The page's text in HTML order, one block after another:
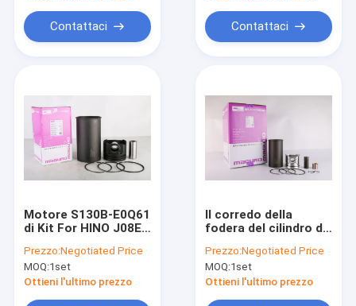
Contattaci Contattaci
Motore S130B-E0Q61
di Kit For HINO J08E-
pistone di SY410C-8
SY412C-8
Prezzo:Negotiated Price
MOQ:1set
Ottieni l'ultimo prezzo
Il corredo della
fodera del cilindro di
pistone della fodera
ha messo 6209-31-
2501
Prezzo:Negotiated Price
MOQ:1set
Ottieni l'ultimo prezzo